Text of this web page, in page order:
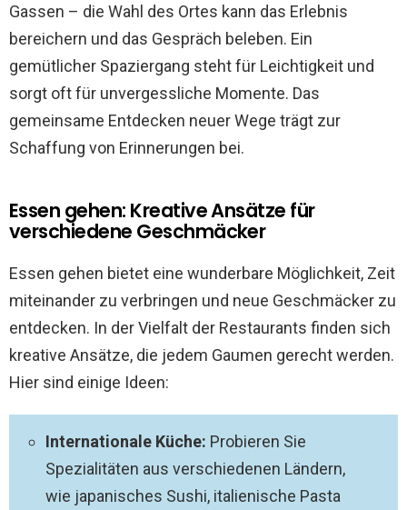
Gassen – die Wahl des Ortes kann das Erlebnis
bereichern und das Gespräch beleben. Ein
gemütlicher Spaziergang steht für Leichtigkeit und
sorgt oft für unvergessliche Momente. Das
gemeinsame Entdecken neuer Wege trägt zur
Schaffung von Erinnerungen bei.
Essen gehen: Kreative Ansätze für
verschiedene Geschmäcker
Essen gehen bietet eine wunderbare Möglichkeit, Zeit
miteinander zu verbringen und neue Geschmäcker zu
entdecken. In der Vielfalt der Restaurants finden sich
kreative Ansätze, die jedem Gaumen gerecht werden.
Hier sind einige Ideen:
Internationale Küche: Probieren Sie
Spezialitäten aus verschiedenen Ländern,
wie japanisches Sushi, italienische Pasta